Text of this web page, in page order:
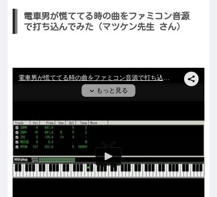
電車男が慌ててる時の曲をファミコン音源
で打ち込んでみた（マツケン先生 さん）